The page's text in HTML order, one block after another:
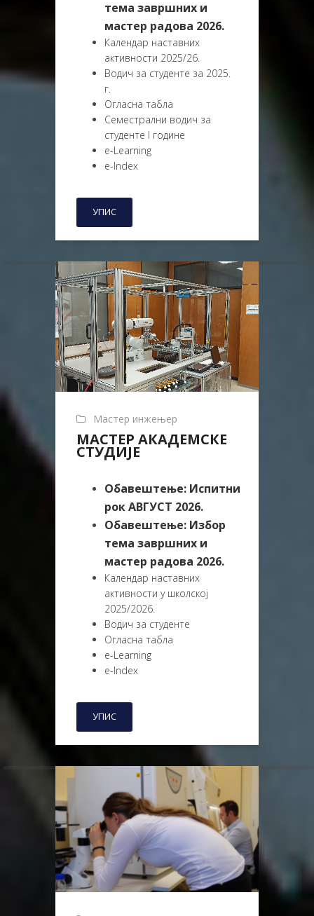
тема завршних и
мастер радова 2026.
Календар наставних
активности 2025/26.
Водич за студенте за 2025.
г.
Огласна табла
Семестрални водич за
студенте I године
e-Learning
e-Index
УПИС
Мастер инжењер
МАСТЕР АКАДЕМСКЕ
СТУДИЈЕ
Обавештење: Испитни
рок АВГУСТ 2026.
Обавештење: Избор
тема завршних и
мастер радова 2026.
Календар наставних
активности у школској
2025/2026.
Водич за студенте
Огласна табла
e-Learning
e-Index
УПИС